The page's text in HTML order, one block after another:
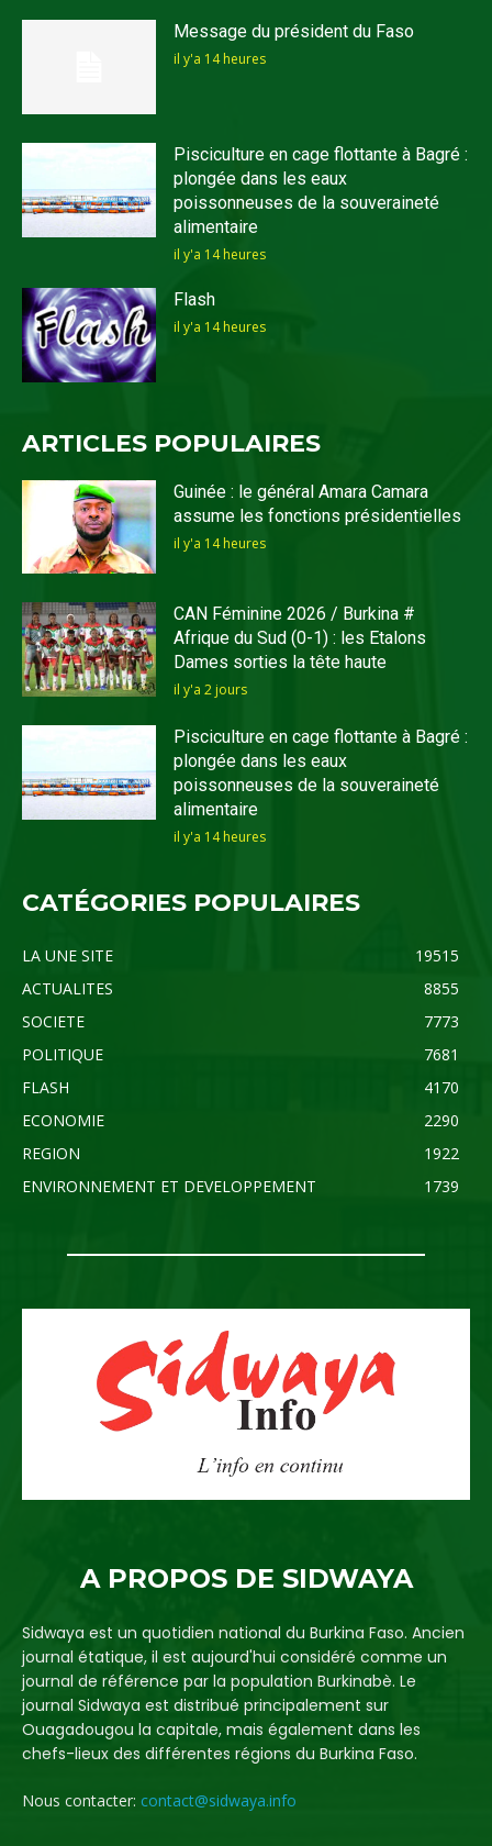
Message du président du Faso
il y'a 14 heures
Pisciculture en cage flottante à Bagré :
plongée dans les eaux
poissonneuses de la souveraineté
alimentaire
il y'a 14 heures
Flash
il y'a 14 heures
ARTICLES POPULAIRES
Guinée : le général Amara Camara
assume les fonctions présidentielles
il y'a 14 heures
CAN Féminine 2026 / Burkina #
Afrique du Sud (0-1) : les Etalons
Dames sorties la tête haute
il y'a 2 jours
Pisciculture en cage flottante à Bagré :
plongée dans les eaux
poissonneuses de la souveraineté
alimentaire
il y'a 14 heures
CATÉGORIES POPULAIRES
LA UNE SITE
19515
ACTUALITES
8855
SOCIETE
7773
POLITIQUE
7681
FLASH
4170
ECONOMIE
2290
REGION
1922
ENVIRONNEMENT ET DEVELOPPEMENT
1739
A PROPOS DE SIDWAYA
Sidwaya est un quotidien national du Burkina Faso. Ancien
journal étatique, il est aujourd'hui considéré comme un
journal de référence par la population Burkinabè. Le
journal Sidwaya est distribué principalement sur
Ouagadougou la capitale, mais également dans les
chefs-lieux des différentes régions du Burkina Faso.
Nous contacter: contact@sidwaya.info